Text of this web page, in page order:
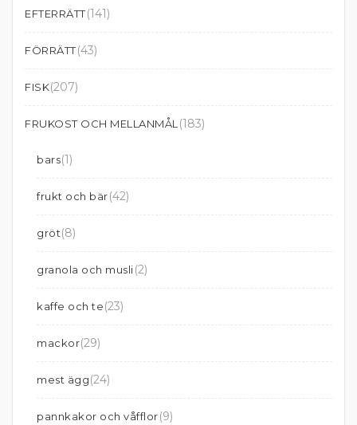
EFTERRÄTT(141)
FÖRRÄTT(43)
FISK(207)
FRUKOST OCH MELLANMÅL (183)
bars(1)
frukt och bär(42)
gröt(8)
granola och musli(2)
kaffe och te(23)
mackor(29)
mest ägg(24)
pannkakor och våfflor(9)